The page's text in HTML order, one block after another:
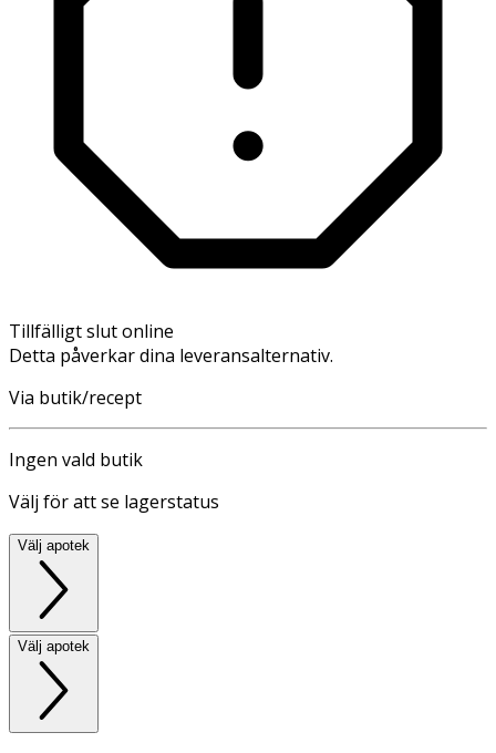
Tillfälligt slut online
Detta påverkar dina leveransalternativ.
Via butik/recept
Ingen vald butik
Välj för att se lagerstatus
Välj apotek
Välj apotek